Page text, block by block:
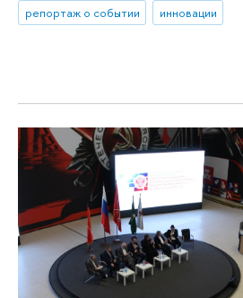
репортаж о событии инновации